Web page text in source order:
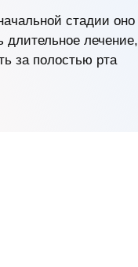
стадии оно
длительное лечение,
за полостью рта